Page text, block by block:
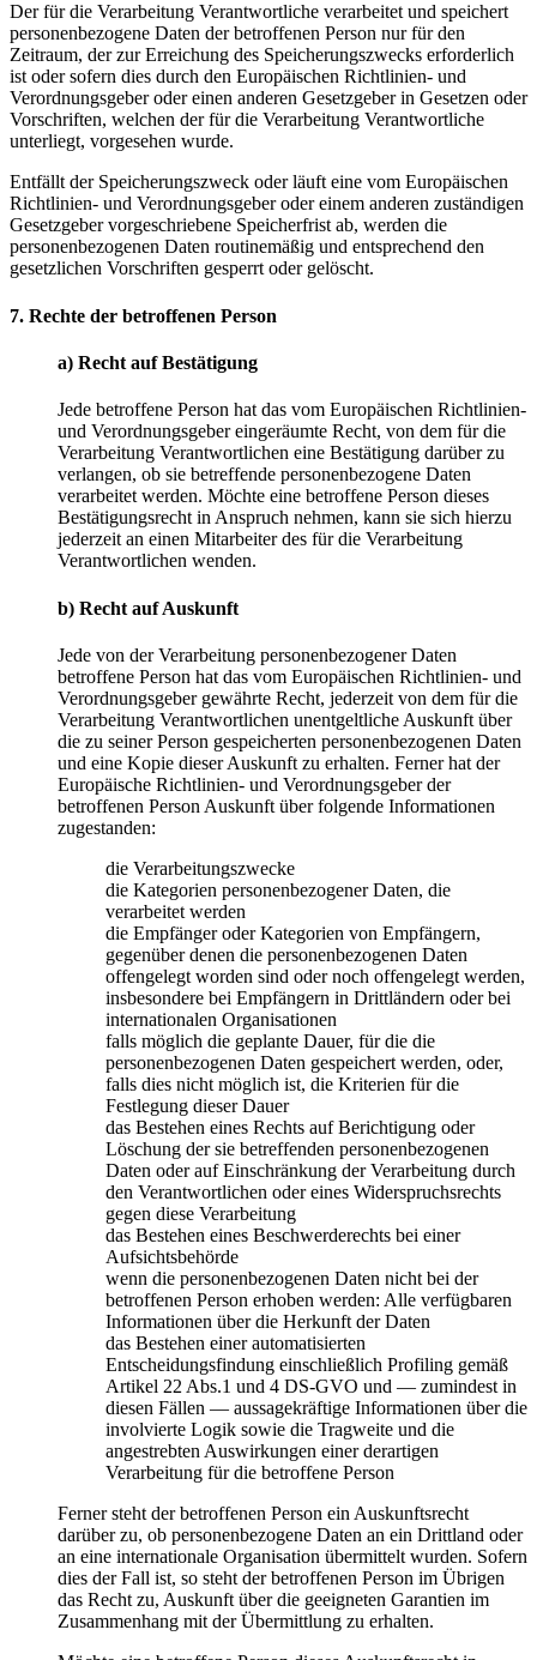
Der für die Verarbeitung Verantwortliche verarbeitet und speichert
personenbezogene Daten der betroffenen Person nur für den
Zeitraum, der zur Erreichung des Speicherungszwecks erforderlich
ist oder sofern dies durch den Europäischen Richtlinien- und
Verordnungsgeber oder einen anderen Gesetzgeber in Gesetzen oder
Vorschriften, welchen der für die Verarbeitung Verantwortliche
unterliegt, vorgesehen wurde.
Entfällt der Speicherungszweck oder läuft eine vom Europäischen
Richtlinien- und Verordnungsgeber oder einem anderen zuständigen
Gesetzgeber vorgeschriebene Speicherfrist ab, werden die
personenbezogenen Daten routinemäßig und entsprechend den
gesetzlichen Vorschriften gesperrt oder gelöscht.
7. Rechte der betroffenen Person
a) Recht auf Bestätigung
Jede betroffene Person hat das vom Europäischen Richtlinien-
und Verordnungsgeber eingeräumte Recht, von dem für die
Verarbeitung Verantwortlichen eine Bestätigung darüber zu
verlangen, ob sie betreffende personenbezogene Daten
verarbeitet werden. Möchte eine betroffene Person dieses
Bestätigungsrecht in Anspruch nehmen, kann sie sich hierzu
jederzeit an einen Mitarbeiter des für die Verarbeitung
Verantwortlichen wenden.
b) Recht auf Auskunft
Jede von der Verarbeitung personenbezogener Daten
betroffene Person hat das vom Europäischen Richtlinien- und
Verordnungsgeber gewährte Recht, jederzeit von dem für die
Verarbeitung Verantwortlichen unentgeltliche Auskunft über
die zu seiner Person gespeicherten personenbezogenen Daten
und eine Kopie dieser Auskunft zu erhalten. Ferner hat der
Europäische Richtlinien- und Verordnungsgeber der
betroffenen Person Auskunft über folgende Informationen
zugestanden:
die Verarbeitungszwecke
die Kategorien personenbezogener Daten, die
verarbeitet werden
die Empfänger oder Kategorien von Empfängern,
gegenüber denen die personenbezogenen Daten
offengelegt worden sind oder noch offengelegt werden,
insbesondere bei Empfängern in Drittländern oder bei
internationalen Organisationen
falls möglich die geplante Dauer, für die die
personenbezogenen Daten gespeichert werden, oder,
falls dies nicht möglich ist, die Kriterien für die
Festlegung dieser Dauer
das Bestehen eines Rechts auf Berichtigung oder
Löschung der sie betreffenden personenbezogenen
Daten oder auf Einschränkung der Verarbeitung durch
den Verantwortlichen oder eines Widerspruchsrechts
gegen diese Verarbeitung
das Bestehen eines Beschwerderechts bei einer
Aufsichtsbehörde
wenn die personenbezogenen Daten nicht bei der
betroffenen Person erhoben werden: Alle verfügbaren
Informationen über die Herkunft der Daten
das Bestehen einer automatisierten
Entscheidungsfindung einschließlich Profiling gemäß
Artikel 22 Abs.1 und 4 DS-GVO und — zumindest in
diesen Fällen — aussagekräftige Informationen über die
involvierte Logik sowie die Tragweite und die
angestrebten Auswirkungen einer derartigen
Verarbeitung für die betroffene Person
Ferner steht der betroffenen Person ein Auskunftsrecht
darüber zu, ob personenbezogene Daten an ein Drittland oder
an eine internationale Organisation übermittelt wurden. Sofern
dies der Fall ist, so steht der betroffenen Person im Übrigen
das Recht zu, Auskunft über die geeigneten Garantien im
Zusammenhang mit der Übermittlung zu erhalten.